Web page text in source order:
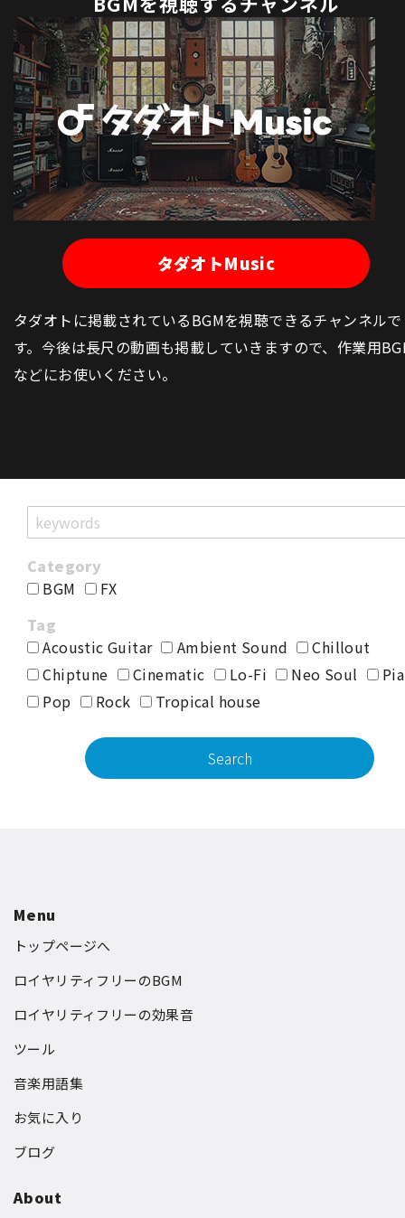
タダオトMusic
タダオトに掲載されているBGMを視聴できるチャンネルで
す。今後は長尺の動画も掲載していきますので、作業用
などにお使いください。
BGM FX
Acoustic Guitar Ambient Sound
Chillout
Chiptune
Cinematic Lo-Fi Neo Soul
Pop
Rock Tropical house
Menu
トップページへ
ロイヤリティフリーのBGM
ロイヤリティフリーの効果音
ツール
音楽用語集
お気に入り
ブログ
About